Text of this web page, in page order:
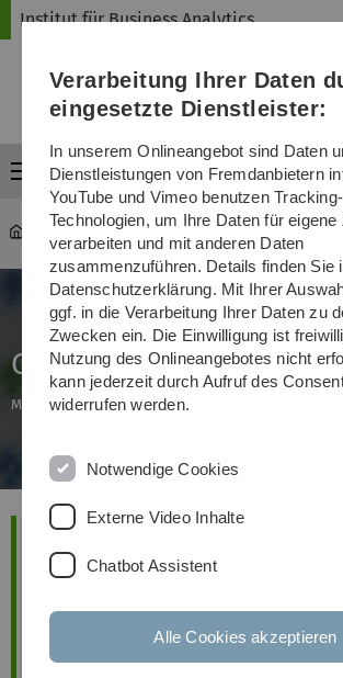
Direkt
Direkt
Direkt
Drucken,
Media)
Direkt
Direkt
Institut für Business Analytics
Menü
Guess the City
Guess the City
Mit Explainable Artificial Intelligence lernen
Projektteam
Prof. Dr. Mathias Klier
Verarbeitung Ihrer Daten
eingesetzte Dienstleister:
In unserem Onlineangebot sind Daten
Dienstleistungen von Fremdanbietern
YouTube und Vimeo benutzen Tracking-
Technologien, um Ihre Daten für
verarbeiten und mit anderen Daten
zusammenzuführen. Details finden Sie
Datenschutzerklärung. Mit Ihrer
ggf. in die Verarbeitung Ihrer Daten zu
Zwecken ein. Die Einwilligung ist
Nutzung des Onlineangebotes nicht
kann jederzeit durch Aufruf des
widerrufen werden.
Notwendige Cookies
Externe Video Inhalte
Chatbot Assistent
Alle Cookies akzeptieren